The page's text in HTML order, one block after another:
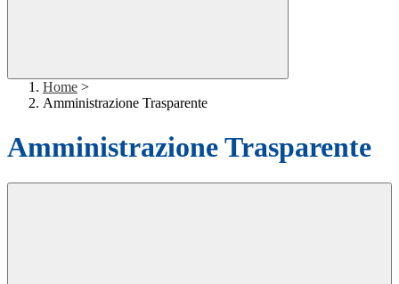
Home >
Amministrazione Trasparente
Amministrazione Trasparente